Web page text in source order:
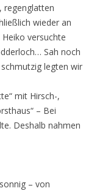
regenglatten
wieder an
versuchte
Sah noch
legten wir
mit Hirsch-,
– Bei
Deshalb nahmen
– von